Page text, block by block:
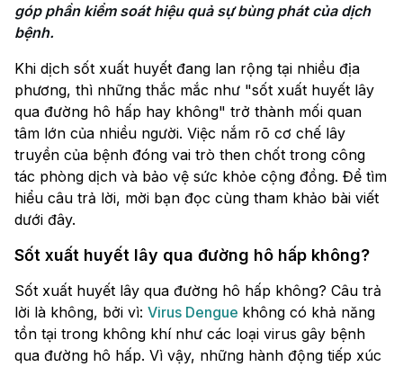
góp phần kiểm soát hiệu quả sự bùng phát của dịch
bệnh.
Khi dịch sốt xuất huyết đang lan rộng tại nhiều địa
phương, thì những thắc mắc như "sốt xuất huyết lây
qua đường hô hấp hay không" trở thành mối quan
tâm lớn của nhiều người. Việc nắm rõ cơ chế lây
truyền của bệnh đóng vai trò then chốt trong công
tác phòng dịch và bảo vệ sức khỏe cộng đồng. Để tìm
hiểu câu trả lời, mời bạn đọc cùng tham khảo bài viết
dưới đây.
Sốt xuất huyết lây qua đường hô hấp không?
Sốt xuất huyết lây qua đường hô hấp không? Câu trả
lời là không, bởi vì: Virus Dengue không có khả năng
tồn tại trong không khí như các loại virus gây bệnh
qua đường hô hấp. Vì vậy, những hành động tiếp xúc